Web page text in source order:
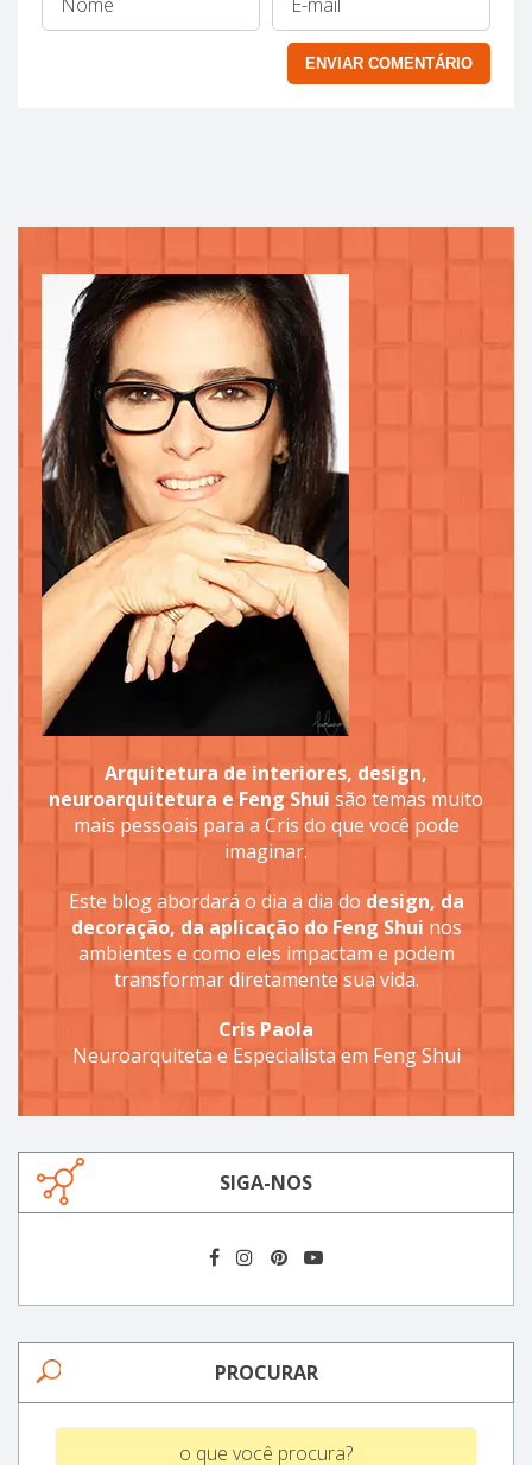
Arquitetura de interiores, design,
neuroarquitetura e Feng Shui são temas muito
mais pessoais para a Cris do que você pode
imaginar.
Este blog abordará o dia a dia do design, da
decoração, da aplicação do Feng Shui nos
ambientes e como eles impactam e podem
transformar diretamente sua vida.
Cris Paola
Neuroarquiteta e Especialista em Feng Shui
SIGA-NOS
PROCURAR